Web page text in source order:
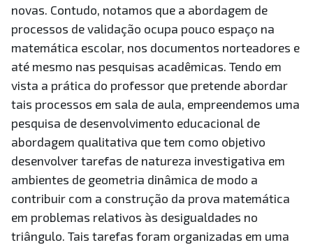
novas. Contudo, notamos que a abordagem de
processos de validação ocupa pouco espaço na
matemática escolar, nos documentos norteadores e
até mesmo nas pesquisas acadêmicas. Tendo em
vista a prática do professor que pretende abordar
tais processos em sala de aula, empreendemos uma
pesquisa de desenvolvimento educacional de
abordagem qualitativa que tem como objetivo
desenvolver tarefas de natureza investigativa em
ambientes de geometria dinâmica de modo a
contribuir com a construção da prova matemática
em problemas relativos às desigualdades no
triângulo. Tais tarefas foram organizadas em uma